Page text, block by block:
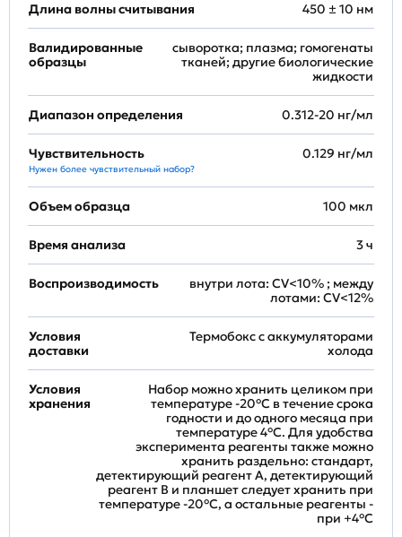
Длина волны считывания 450 ± 10 нм
Валидированные
образцы
сыворотка; плазма; гомогенаты
тканей; другие биологические
жидкости
Диапазон определения 0.312-20 нг/мл
Чувствительность
Нужен более чувствительный набор?
0.129 нг/мл
Объем образца 100 мкл
Время анализа 3 ч
Воспроизводимость
внутри лота: CV<10% ; между
лотами: CV<12%
Условия
доставки
Термобокс с аккумуляторами
холода
Условия
хранения
Набор можно хранить целиком при
температуре -20°C в течение срока
годности и до одного месяца при
температуре 4°C. Для удобства
эксперимента реагенты также можно
хранить раздельно: стандарт,
детектирующий реагент A, детектирующий
реагент B и планшет следует хранить при
температуре -20°C, а остальные реагенты -
при +4°С